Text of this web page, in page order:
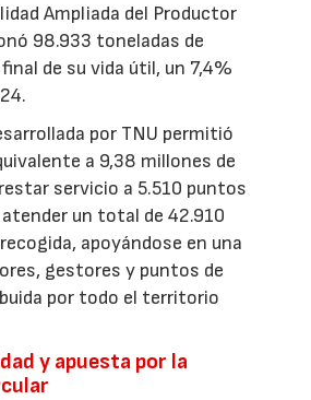
Ampliada del Productor
98.933 toneladas de
de su vida útil, un 7,4%
por TNU permitió
a 9,38 millones de
servicio a 5.510 puntos
un total de 42.910
apoyándose en una
gestores y puntos de
por todo el territorio
y apuesta por la